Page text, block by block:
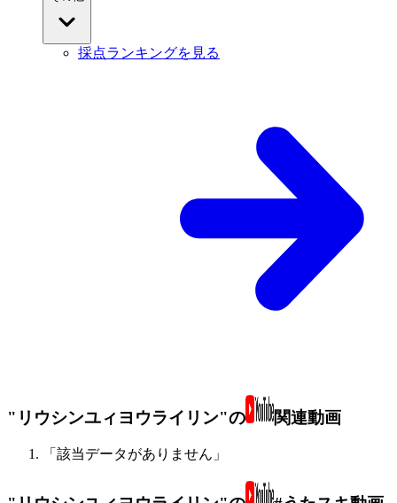
採点ランキングを見る
"リウシンユィヨウライリン"の 関連動画
「該当データがありません」